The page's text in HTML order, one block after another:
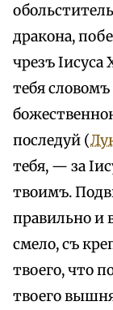
дракона,
чрезъ
тебя
последуй (
тебя, — за
твоимъ.
правильно и
смело, съ
твоего, что
твоего